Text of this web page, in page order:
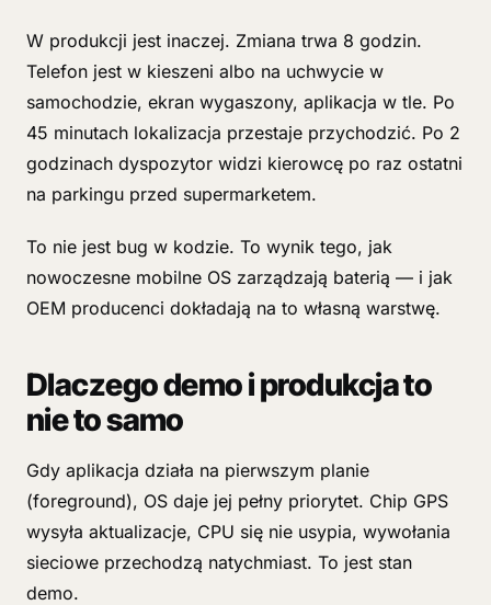
W produkcji jest inaczej. Zmiana trwa 8 godzin.
Telefon jest w kieszeni albo na uchwycie w
samochodzie, ekran wygaszony, aplikacja w tle. Po
45 minutach lokalizacja przestaje przychodzić. Po 2
godzinach dyspozytor widzi kierowcę po raz ostatni
na parkingu przed supermarketem.
To nie jest bug w kodzie. To wynik tego, jak
nowoczesne mobilne OS zarządzają baterią — i jak
OEM producenci dokładają na to własną warstwę.
Dlaczego demo i produkcja to
nie to samo
Gdy aplikacja działa na pierwszym planie
(foreground), OS daje jej pełny priorytet. Chip GPS
wysyła aktualizacje, CPU się nie usypia, wywołania
sieciowe przechodzą natychmiast. To jest stan
demo.